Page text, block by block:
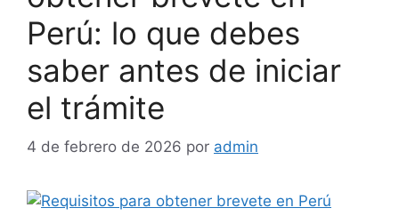
Perú: lo que debes
saber antes de iniciar
el trámite
4 de febrero de 2026 por admin